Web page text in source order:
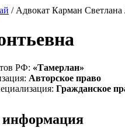
/ Адвокат Карман Светлана
РФ: «Тамерлан»
Авторское право
Гражданское
информация